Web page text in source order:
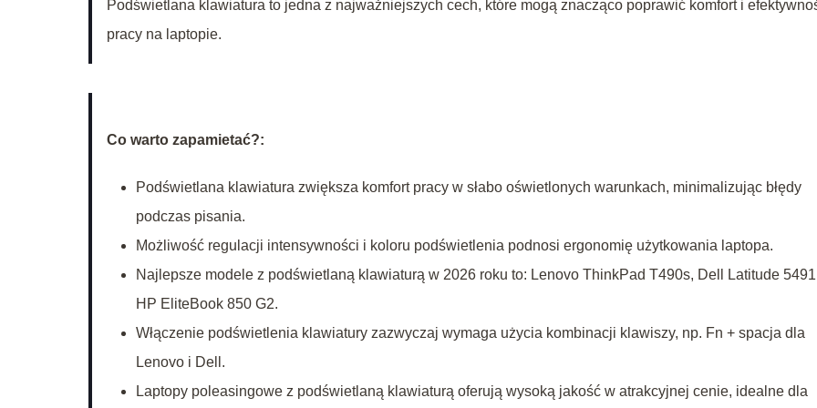
Podświetlana klawiatura to jedna z najważniejszych cech, które mogą znacząco poprawić komfort i
pracy na laptopie.
Co warto zapamietać?:
Podświetlana klawiatura zwiększa komfort pracy w słabo oświetlonych warunkach, minimalizując błędy
podczas pisania.
Możliwość regulacji intensywności i koloru podświetlenia podnosi ergonomię użytkowania laptopa.
Najlepsze modele z podświetlaną klawiaturą w 2026 roku to: Lenovo ThinkPad T490s, Dell Latitude
HP EliteBook 850 G2.
Włączenie podświetlenia klawiatury zazwyczaj wymaga użycia kombinacji klawiszy, np. Fn + spacja dla
Lenovo i Dell.
Laptopy poleasingowe z podświetlaną klawiaturą oferują wysoką jakość w atrakcyjnej cenie, idealne dla